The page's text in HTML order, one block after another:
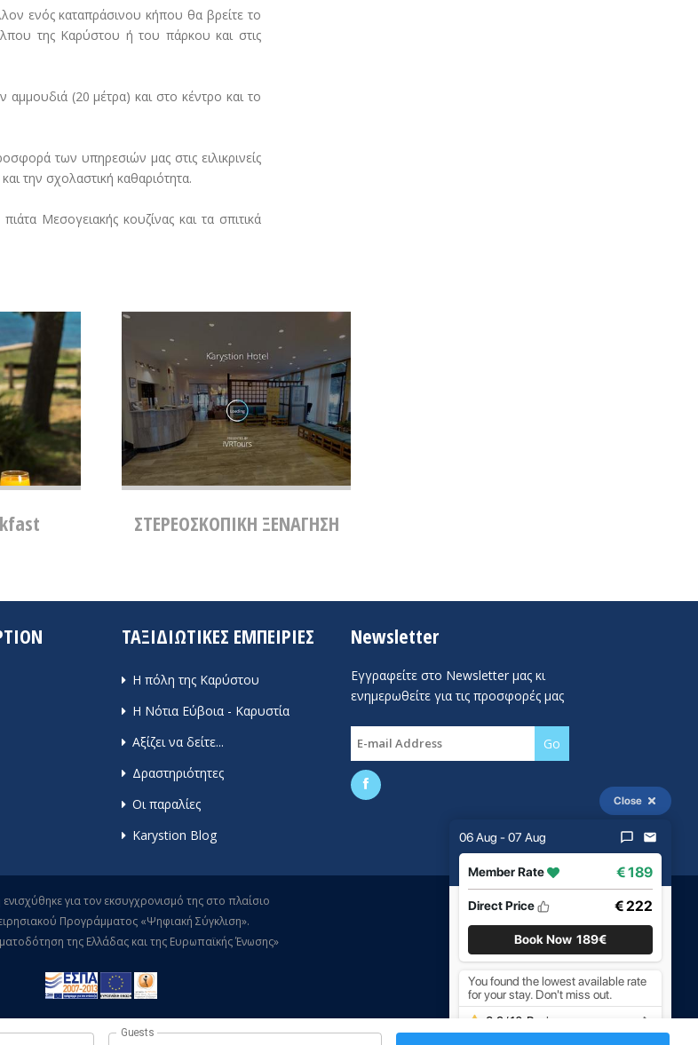
ενός καταπράσινου κήπου θα βρείτε το
της Καρύστου ή του πάρκου και στις
(20 μέτρα) και στο κέντρο και το
των υπηρεσιών μας στις ειλικρινείς
την σχολαστική καθαριότητα.
Μεσογειακής κουζίνας και τα σπιτικά
ΣΤΕΡΕΟΣΚΟΠΙΚΗ ΞΕΝΑΓΗΣΗ
ΤΑΞΙΔΙΩΤΙΚΕΣ ΕΜΠΕΙΡΙΕΣ
Η πόλη της Καρύστου
Η Νότια Εύβοια - Καρυστία
Αξίζει να δείτε...
Δραστηριότητες
Οι παραλίες
Karystion Blog
Newsletter
Εγγραφείτε στο Newsletter μας κι
ενημερωθείτε για τις προσφορές μας
για τον εκσυγχρονισμό της στο πλαίσιο
Προγράμματος «Ψηφιακή Σύγκλιση».
της Ελλάδας και της Ευρωπαϊκής Ένωσης»
Created by developNET
Close
06 Aug - 07 Aug
Member Rate € 189
Direct Price € 222
Book Now 189€
You found the lowest available rate
for your stay. Don't miss out.
8.9 /10 Reviews